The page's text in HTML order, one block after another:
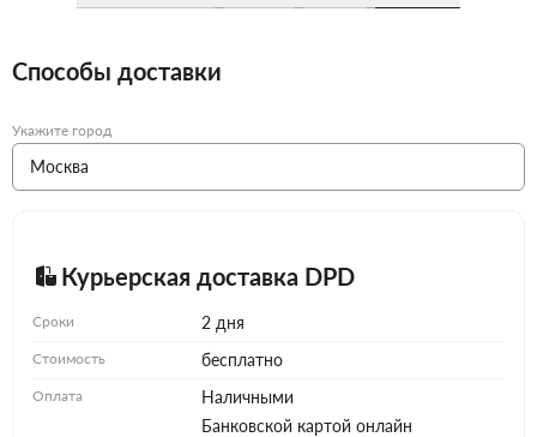
Способы доставки
Укажите город
Курьерская доставка DPD
Сроки 2 дня
Стоимость бесплатно
Оплата
Наличными
Банковской картой онлайн